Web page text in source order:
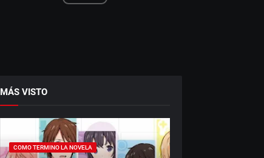
MÁS VISTO
COMO TERMINO LA NOVELA